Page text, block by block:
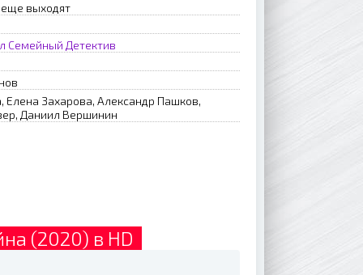
выходят
Семейный Детектив
Елена Захарова, Александр Пашков,
Даниил Вершинин
(2020) в HD